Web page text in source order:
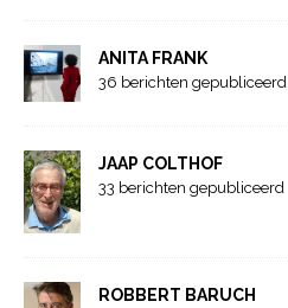
ANITA FRANK
36 berichten gepubliceerd
JAAP COLTHOF
33 berichten gepubliceerd
ROBBERT BARUCH